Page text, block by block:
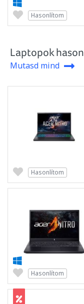
Hasonlítom
Laptopok
Mutasd mind
Hasonlítom
Hasonlítom